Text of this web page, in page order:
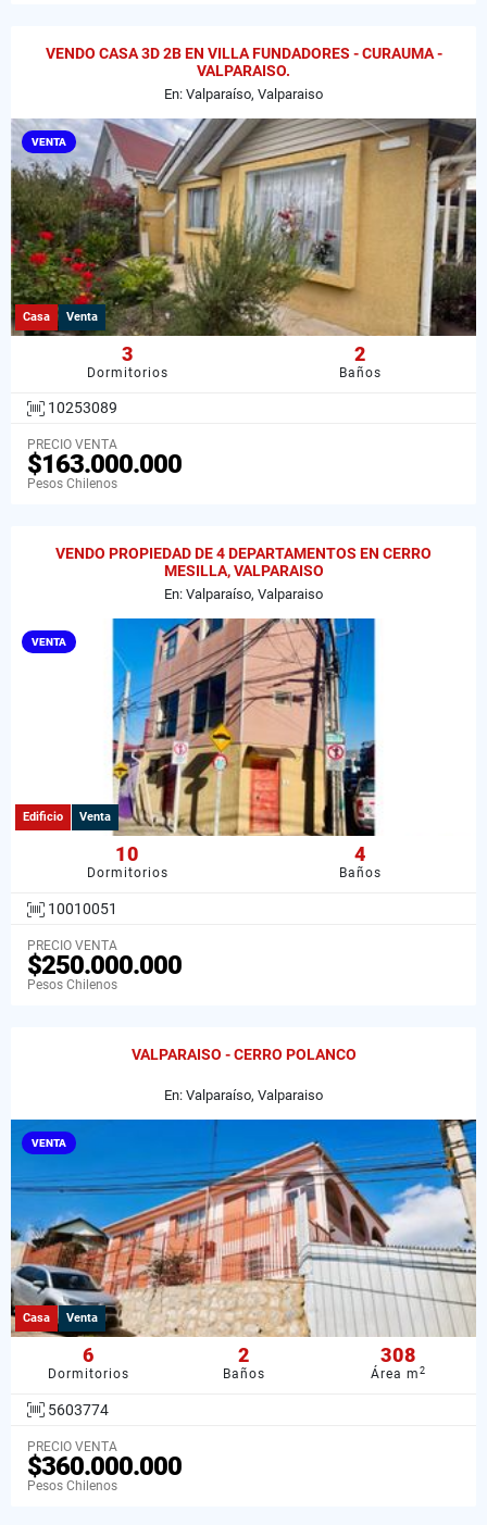
VENDO CASA 3D 2B EN VILLA FUNDADORES - CURAUMA -
VALPARAISO.
En: Valparaíso, Valparaiso
VENTA
Casa Venta
3
Dormitorios
2
Baños
10253089
PRECIO VENTA
$163.000.000
Pesos Chilenos
VENDO PROPIEDAD DE 4 DEPARTAMENTOS EN CERRO
MESILLA, VALPARAISO
En: Valparaíso, Valparaiso
VENTA
Edificio Venta
10
Dormitorios
4
Baños
10010051
PRECIO VENTA
$250.000.000
Pesos Chilenos
VALPARAISO - CERRO POLANCO
En: Valparaíso, Valparaiso
VENTA
Casa Venta
6
Dormitorios
2
Baños
308
Área m2
5603774
PRECIO VENTA
$360.000.000
Pesos Chilenos